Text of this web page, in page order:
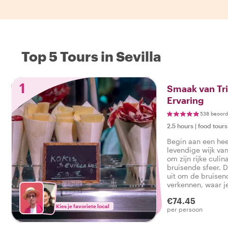
Top 5 Tours in Sevilla
1
Kies je favoriete local
Smaak van
Ervaring
538
2.5 hours | food tours
Begin aan een
levendige wijk
om zijn rijke
bruisende sfeer.
uit om de
verkennen, waar
gastronomische
Wandel door
verborgen
€74.45
per persoon